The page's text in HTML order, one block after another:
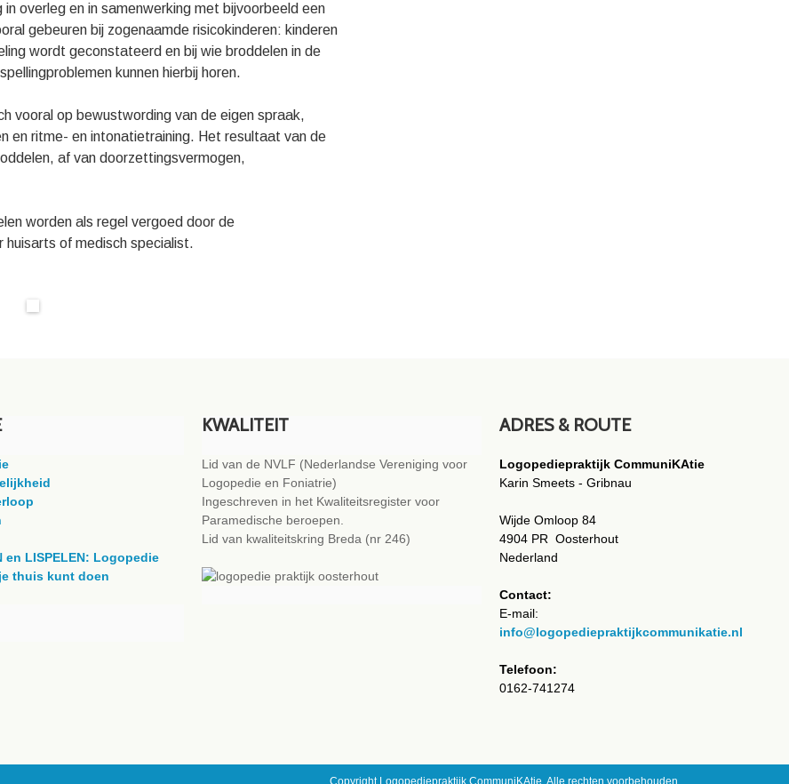
overleg en in samenwerking met bijvoorbeeld een
gebeuren bij zogenaamde risicokinderen: kinderen
wordt geconstateerd en bij wie broddelen in de
kunnen hierbij horen.
vooral op bewustwording van de eigen spraak,
en ritme- en intonatietraining. Het resultaat van de
af van doorzettingsvermogen,
worden als regel vergoed door de
of medisch specialist.
en LISPELEN: Logopedie
thuis kunt doen
KWALITEIT
Lid van de NVLF (Nederlandse Vereniging voor
Logopedie en Foniatrie)
Ingeschreven in het Kwaliteitsregister voor
Paramedische beroepen.
Lid van kwaliteitskring Breda (nr 246)
ADRES & ROUTE
Logopediepraktijk CommuniKAtie
Karin Smeets - Gribnau
Wijde Omloop 84
4904 PR Oosterhout
Nederland
Contact:
E-mail:
info@logopediepraktijkcommunikatie.nl
Telefoon:
0162-741274
Copyright Logopediepraktijk CommuniKAtie. Alle rechten voorbehouden.